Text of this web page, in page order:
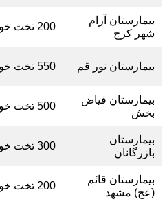
بیمارستان آرام
شهر کرج
200 تخت خوابی
بیمارستان نور قم 550 تخت خوابی
بیمارستان فیاض
بخش
500 تخت خوابی
بیمارستان
بازرگانان
300 تخت خوابی
بیمارستان قائم
(عج) مشهد
200 تخت خوابی